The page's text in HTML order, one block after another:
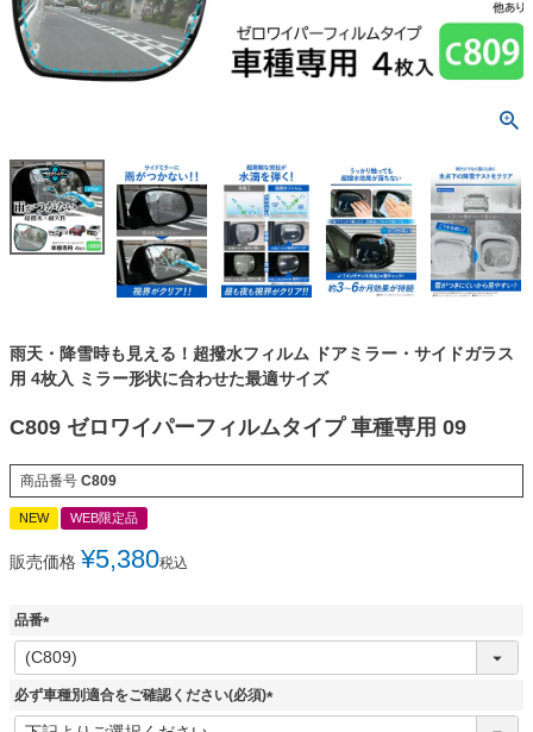
雨天・降雪時も見える！超撥水フィルム ドアミラー・サイドガラス
用 4枚入 ミラー形状に合わせた最適サイズ
C809 ゼロワイパーフィルムタイプ 車種専用 09
商品番号 C809
NEW WEB限定品
販売価格 ¥5,380税込
品番
(
必
須
必ず車種別適合をご確認ください(必須)
(